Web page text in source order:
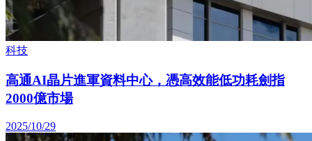
科技
高通AI晶片進軍資料中心，憑高效能低功耗劍指
2000億市場
2025/10/29